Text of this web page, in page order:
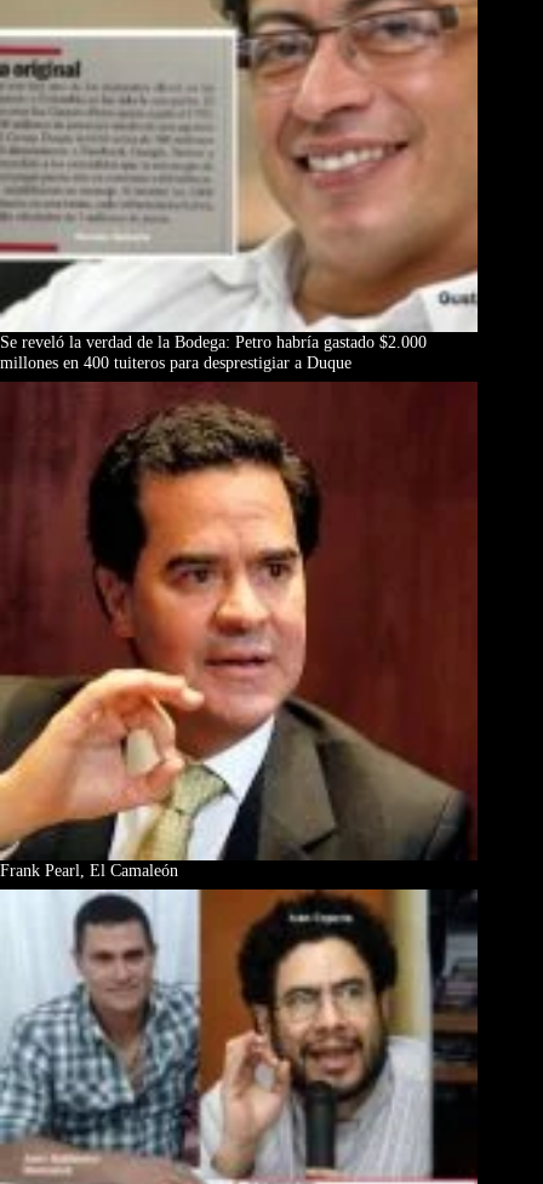
Se reveló la verdad de la Bodega: Petro habría gastado $2.000
millones en 400 tuiteros para desprestigiar a Duque
Frank Pearl, El Camaleón